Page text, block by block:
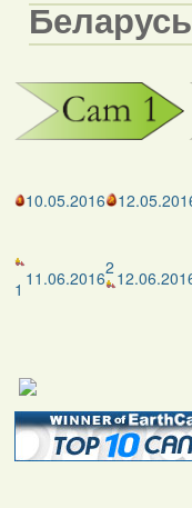
Беларусь
10.05.2016
1 11.06.20162